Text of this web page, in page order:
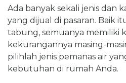
Ada banyak sekali jenis dan
yang dijual di pasaran. Baik
tabung, semuanya memiliki
kekurangannya masing-
pilihlah jenis pemanas air
kebutuhan di rumah Anda.